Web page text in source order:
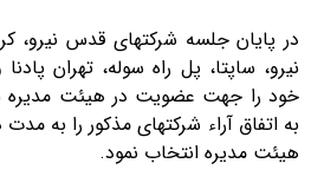
در پایان جلسه شرکتهای قدس نیرو،
نیرو، ساپتا، پل راه سوله، تهران
خود را جهت عضویت در هیئت مدیره
به اتفاق آراء شرکتهای مذکور را به
هیئت مدیره انتخاب نمود.